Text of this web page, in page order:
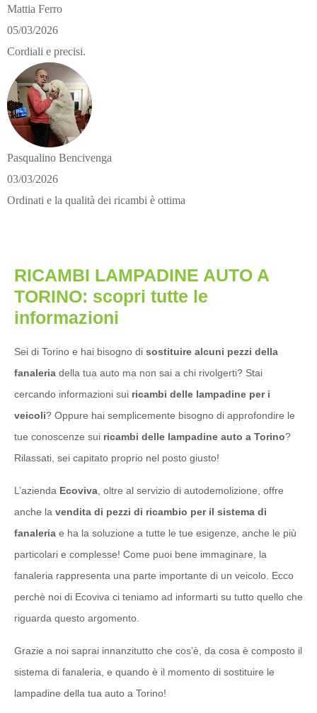
Mattia Ferro
05/03/2026
Cordiali e precisi.
Pasqualino Bencivenga
03/03/2026
Ordinati e la qualità dei ricambi è ottima
RICAMBI LAMPADINE AUTO A
TORINO: scopri tutte le
informazioni
Sei di Torino e hai bisogno di sostituire alcuni pezzi della
fanaleria della tua auto ma non sai a chi rivolgerti? Stai
cercando informazioni sui ricambi delle lampadine per i
veicoli? Oppure hai semplicemente bisogno di approfondire le
tue conoscenze sui ricambi delle lampadine auto a Torino?
Rilassati, sei capitato proprio nel posto giusto!
L’azienda Ecoviva , oltre al servizio di autodemolizione, offre
anche la vendita di pezzi di ricambio per il sistema di
fanaleria e ha la soluzione a tutte le tue esigenze, anche le più
particolari e complesse! Come puoi bene immaginare, la
fanaleria rappresenta una parte importante di un veicolo. Ecco
perchè noi di Ecoviva ci teniamo ad informarti su tutto quello che
riguarda questo argomento.
Grazie a noi saprai innanzitutto che cos’è, da cosa è composto il
sistema di fanaleria, e quando è il momento di sostituire le
lampadine della tua auto a Torino!